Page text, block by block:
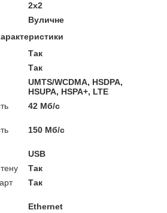
2x2
Вуличне
Так
Так
UMTS/WCDMA, HSDPA,
HSUPA, HSPA+, LTE
42 Мб/с
150 Мб/с
USB
Так
Так
Ethernet